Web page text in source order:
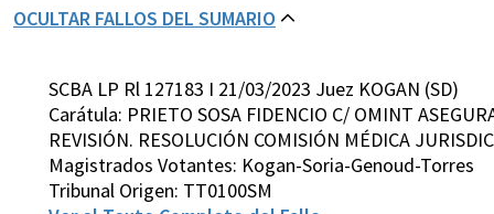
OCULTAR FALLOS DEL SUMARIO
SCBA LP Rl 127183 I 21/03/2023 Juez KOGAN (SD)
Carátula: PRIETO SOSA FIDENCIO C/ OMINT
REVISIÓN. RESOLUCIÓN COMISIÓN MÉDICA
Magistrados Votantes: Kogan-Soria-Genoud-Torres
Tribunal Origen: TT0100SM